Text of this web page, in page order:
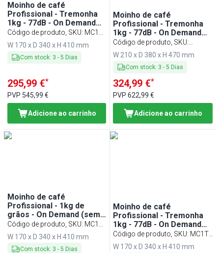
Moinho de café
Profissional - Tremonha
1kg - 77dB - On Demand
(sem doseador) - Preto
Código de produto, SKU: MC1T-
BLACK
W 170 x D 340 x H 410 mm
Com stock: 3 - 5 Dias
295,99 €*
PVP 545,99 €
Adicione ao carrinho
Moinho de café
Profissional - Tremonha
1kg - 77dB - On Demand
(sem doseador) - Corpo
em aço inoxidável
Código de produto, SKU:
MC11T-INOX
W 210 x D 380 x H 470 mm
Com stock: 3 -5 Dias
324,99 €*
PVP622,99 €
Adicione ao carrinho
Moinho de café
Profissional - 1kg de
grãos - On Demand (sem
doseador) - Cinza
Código de produto, SKU: MC1T-
GREY
W 170 x D 340 x H 410 mm
Com stock: 3 - 5 Dias
Moinho de café
Profissional - Tremonha
1kg - 77dB - On Demand
(sem doseador) -
Vermelho
Código de produto, SKU: MC1T-
RED
W 170 x D 340 x H 410 mm